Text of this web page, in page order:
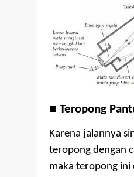
■ Teropong
Karena jalannya
teropong dengan
maka teropong ini